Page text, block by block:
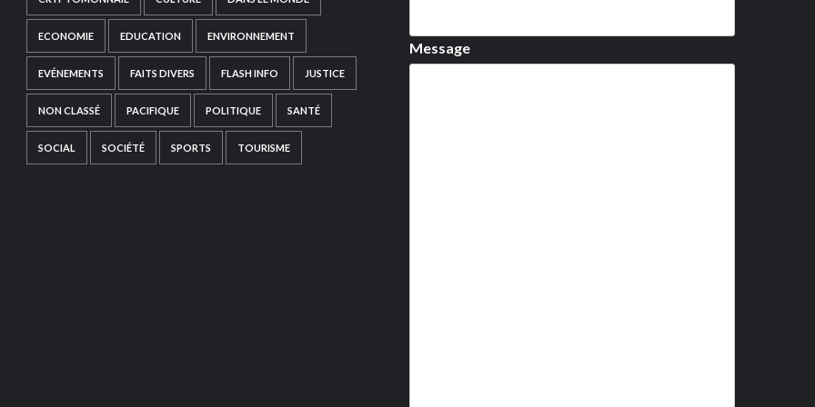
ECONOMIE EDUCATION ENVIRONNEMENT
EVÉNEMENTS FAITS DIVERS FLASH INFO JUSTICE
NON CLASSÉ PACIFIQUE POLITIQUE SANTÉ
SOCIAL SOCIÉTÉ SPORTS TOURISME
Message